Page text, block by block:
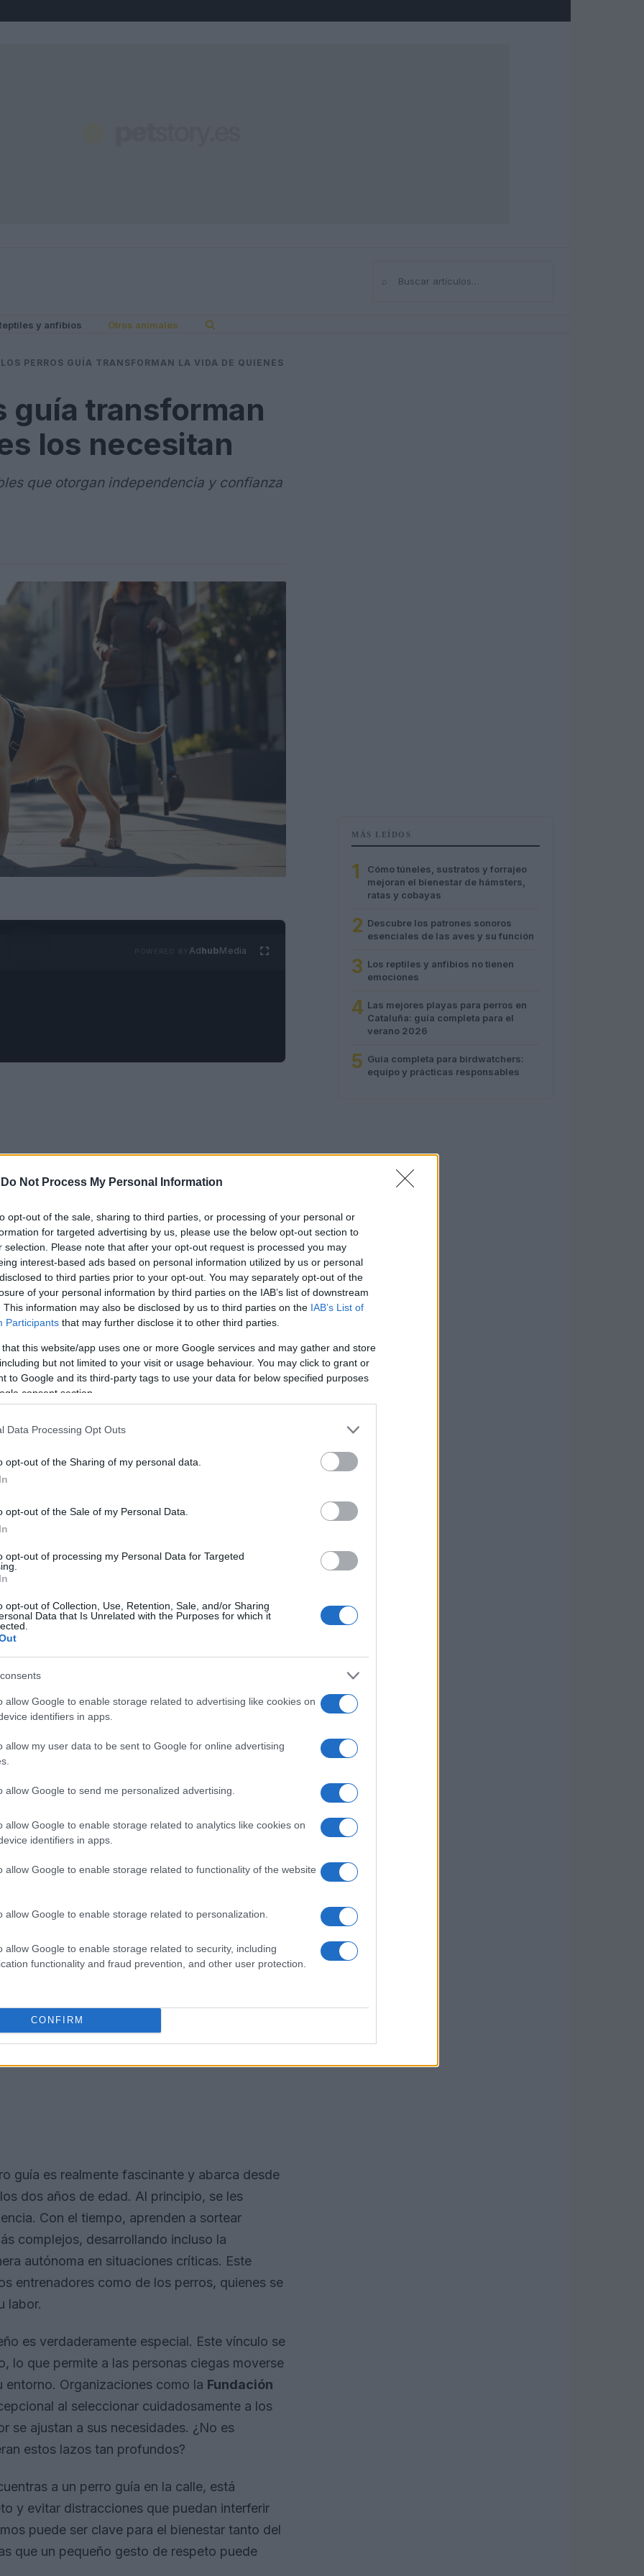
Do Not Process My Personal Information
opt-out of the sale, sharing to third parties, or processing of your personal or
for targeted advertising by us, please use the below opt-out section to
selection. Please note that after your opt-out request is processed you may
interest-based ads based on personal information utilized by us or personal
to third parties prior to your opt-out. You may separately opt-out of the
of your personal information by third parties on the IAB’s list of downstream
This information may also be disclosed by us to third parties on the IAB’s List of
Participants that may further disclose it to other third parties.
that this website/app uses one or more Google services and may gather and store
but not limited to your visit or usage behaviour. You may click to grant or
to Google and its third-party tags to use your data for below specified purposes
consent section.
Data Processing Opt Outs
opt-out of the Sharing of my personal data.
opt-out of the Sale of my Personal Data.
opt-out of processing my Personal Data for Targeted
opt-out of Collection, Use, Retention, Sale, and/or Sharing
Data that Is Unrelated with the Purposes for which it
allow Google to enable storage related to advertising like cookies on
identifiers in apps.
allow my user data to be sent to Google for online advertising
allow Google to send me personalized advertising.
allow Google to enable storage related to analytics like cookies on
identifiers in apps.
allow Google to enable storage related to functionality of the website
allow Google to enable storage related to personalization.
allow Google to enable storage related to security, including
functionality and fraud prevention, and other user protection.
CONFIRM
Buscar
y anfibios Otros animales
PERROS GUÍA TRANSFORMAN LA VIDA DE QUIENES
guía transforman
los necesitan
que otorgan independencia y confianza
AdhubMedia
simple perro puede convertirse en un
con discapacidad visual? Los
son auténticos héroes que han sido
a quienes más lo necesitan. No solo
otorgan una
con confianza.
remonta al siglo XVIII en Austria, donde se
a las personas con discapacidad visual.
Guerra Mundial
con lesiones, incluyendo la pérdida de
se fundaron las primeras escuelas de
la creada en 1916 en Oldemburgo,
razas han sido seleccionadas por sus
y un temperamento equilibrado. Por
una gran reputación gracias a su
al estrés, cualidades esenciales para guiar a
tener una notable paciencia y la habilidad de
la calma incluso en situaciones
ellos enfrentarse a un lugar ruidoso o lleno
guía es realmente fascinante y abarca desde
dos años de edad. Al principio, se les
Con el tiempo, aprenden a sortear
complejos, desarrollando incluso la
autónoma en situaciones críticas. Este
entrenadores como de los perros, quienes se
labor.
es verdaderamente especial. Este vínculo se
lo que permite a las personas ciegas moverse
Organizaciones como la Fundación
al seleccionar cuidadosamente a los
se ajustan a sus necesidades. ¿No es
estos lazos tan profundos?
a un perro guía en la calle, está
y evitar distracciones que puedan interferir
puede ser clave para el bienestar tanto del
que un pequeño gesto de respeto puede
MÁS LEÍDOS
1
Cómo túneles, sustratos y forrajeo
mejoran el bienestar de hámsters,
ratas y cobayas
2 Descubre los patrones sonoros
esenciales de las aves y su función
3 Los reptiles y anfibios no tienen
emociones
4 Las mejores playas para perros en
Cataluña: guía completa para el
verano 2026
5 Guía completa para birdwatchers:
equipo y prácticas responsables